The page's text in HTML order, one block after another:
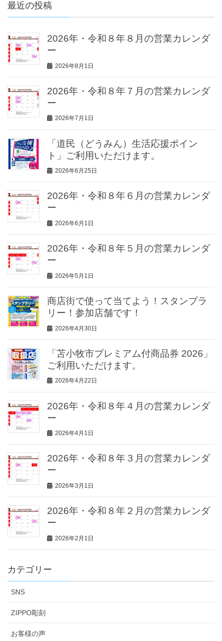
最近の投稿
2026年・令和８年８月の営業カレンダ
ー
2026年8月1日
2026年・令和８年７月の営業カレンダ
ー
2026年7月1日
「道民（どうみん）生活応援ポイン
ト」ご利用いただけます。
2026年6月25日
2026年・令和８年６月の営業カレンダ
ー
2026年6月1日
2026年・令和８年５月の営業カレンダ
ー
2026年5月1日
商店街で使って当てよう！スタンプラ
リー！参加店舗です！
2026年4月30日
「苫小牧市プレミアム付商品券 2026」
ご利用いただけます。
2026年4月22日
2026年・令和８年４月の営業カレンダ
ー
2026年4月1日
2026年・令和８年３月の営業カレンダ
ー
2026年3月1日
2026年・令和８年２月の営業カレンダ
ー
2026年2月1日
カテゴリー
SNS
ZIPPO彫刻
お客様の声